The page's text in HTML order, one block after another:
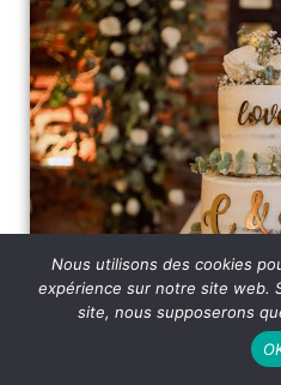
Wedding
Nous utilisons des cookies
expérience sur notre site web.
site, nous supposerons